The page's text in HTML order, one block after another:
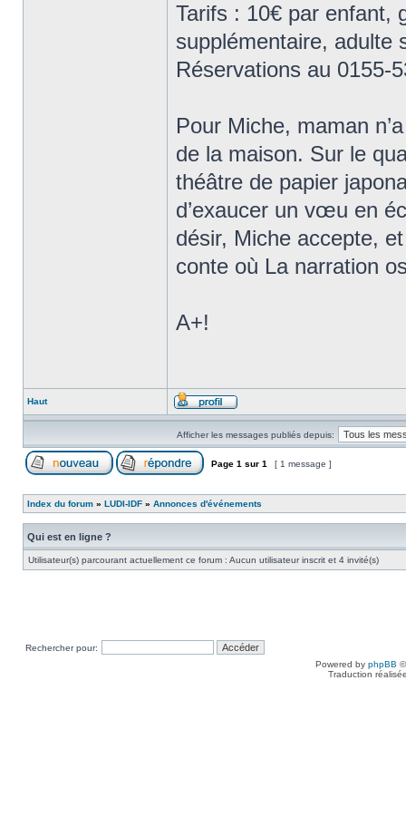
Tarifs : 10€ par enfant,
supplémentaire, adulte
Réservations au 0155-
Pour Miche, maman
de la maison. Sur le
théâtre de papier
d’exaucer un vœu en
désir, Miche accepte,
conte où La narration
A+!
Haut
Afficher les messages publiés depuis:
Page 1 sur 1 [ 1 message ]
Index du forum » LUDI-IDF » Annonces d'événements
Qui est en ligne ?
Utilisateur(s) parcourant actuellement ce forum : Aucun utilisateur inscrit et 4 invité(s)
Rechercher pour:
Powered by phpBB
Traduction